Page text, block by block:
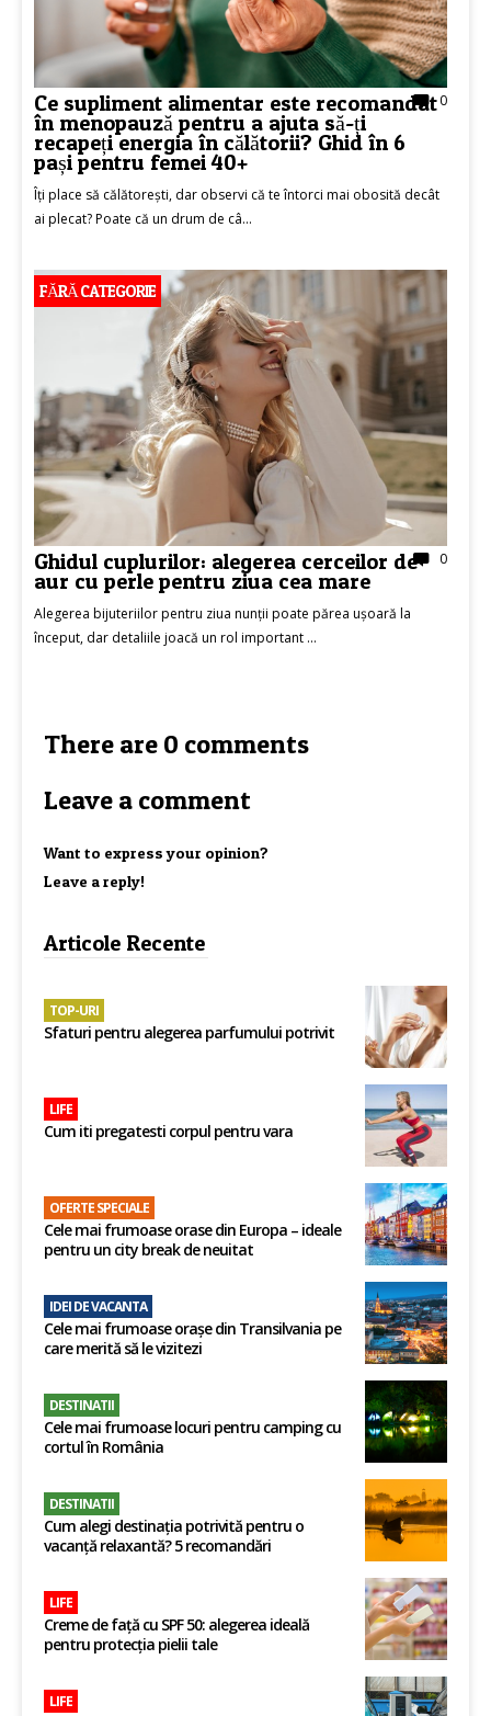
0
Ce supliment alimentar este recomandat
în menopauză pentru a ajuta să-ți
recapeți energia în călătorii? Ghid în 6
pași pentru femei 40+
Îți place să călătorești, dar observi că te întorci mai obosită decât
ai plecat? Poate că un drum de câ...
FĂRĂ CATEGORIE
0
Ghidul cuplurilor: alegerea cerceilor de
aur cu perle pentru ziua cea mare
Alegerea bijuteriilor pentru ziua nunții poate părea ușoară la
început, dar detaliile joacă un rol important ...
There are 0 comments
Leave a comment
Want to express your opinion?
Leave a reply!
Articole Recente
TOP-URI
Sfaturi pentru alegerea parfumului potrivit
LIFE
Cum iti pregatesti corpul pentru vara
OFERTE SPECIALE
Cele mai frumoase orase din Europa – ideale
pentru un city break de neuitat
IDEI DE VACANTA
Cele mai frumoase orașe din Transilvania pe
care merită să le vizitezi
DESTINATII
Cele mai frumoase locuri pentru camping cu
cortul în România
DESTINATII
Cum alegi destinația potrivită pentru o
vacanță relaxantă? 5 recomandări
LIFE
Creme de față cu SPF 50: alegerea ideală
pentru protecția pielii tale
LIFE